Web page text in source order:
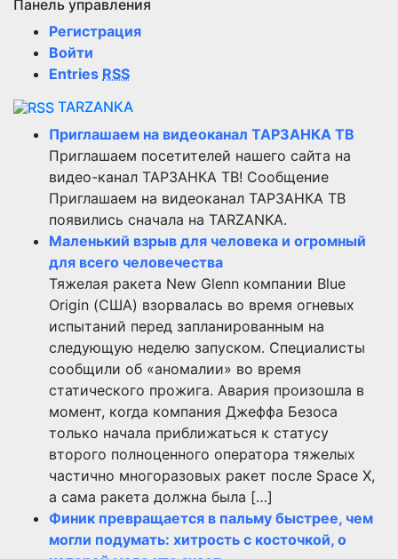
Панель управления
Регистрация
Войти
Entries RSS
TARZANKA
Приглашаем на видеоканал ТАРЗАНКА ТВ
Приглашаем посетителей нашего сайта на
видео-канал ТАРЗАНКА ТВ! Сообщение
Приглашаем на видеоканал ТАРЗАНКА ТВ
появились сначала на TARZANKA.
Маленький взрыв для человека и огромный
для всего человечества
Тяжелая ракета New Glenn компании Blue
Origin (США) взорвалась во время огневых
испытаний перед запланированным на
следующую неделю запуском. Специалисты
сообщили об «аномалии» во время
статического прожига. Авария произошла в
момент, когда компания Джеффа Безоса
только начала приближаться к статусу
второго полноценного оператора тяжелых
частично многоразовых ракет после Space X,
а сама ракета должна была […]
Финик превращается в пальму быстрее, чем
могли подумать: хитрость с косточкой, о